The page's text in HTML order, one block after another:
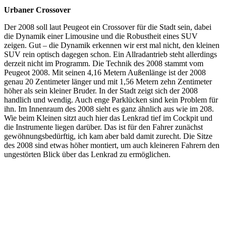
Urbaner Crossover
Der 2008 soll laut Peugeot ein Crossover für die Stadt sein, dabei
die Dynamik einer Limousine und die Robustheit eines SUV
zeigen. Gut – die Dynamik erkennen wir erst mal nicht, den kleinen
SUV rein optisch dagegen schon. Ein Allradantrieb steht allerdings
derzeit nicht im Programm. Die Technik des 2008 stammt vom
Peugeot 2008. Mit seinen 4,16 Metern Außenlänge ist der 2008
genau 20 Zentimeter länger und mit 1,56 Metern zehn Zentimeter
höher als sein kleiner Bruder. In der Stadt zeigt sich der 2008
handlich und wendig. Auch enge Parklücken sind kein Problem für
ihn. Im Innenraum des 2008 sieht es ganz ähnlich aus wie im 208.
Wie beim Kleinen sitzt auch hier das Lenkrad tief im Cockpit und
die Instrumente liegen darüber. Das ist für den Fahrer zunächst
gewöhnungsbedürftig, ich kam aber bald damit zurecht. Die Sitze
des 2008 sind etwas höher montiert, um auch kleineren Fahrern den
ungestörten Blick über das Lenkrad zu ermöglichen.